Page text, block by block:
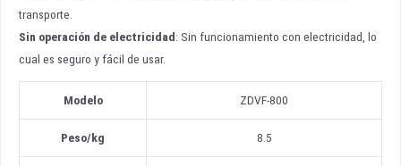
transporte.
Sin operación de electricidad: Sin funcionamiento con electricidad, lo
cual es seguro y fácil de usar.
Modelo ZDVF-800
Peso/kg 8.5